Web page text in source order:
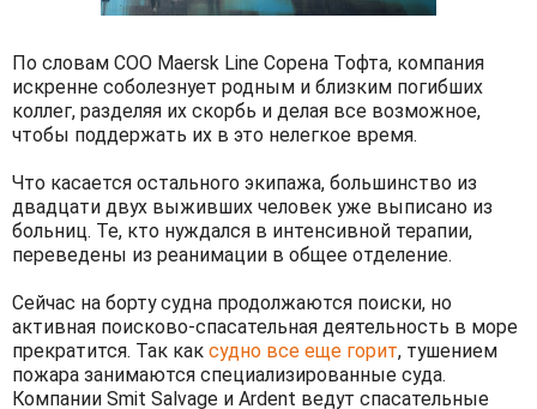
По словам COO Maersk Line Сорена Тофта, компания
искренне соболезнует родным и близким погибших
коллег, разделяя их скорбь и делая все возможное,
чтобы поддержать их в это нелегкое время.
Что касается остального экипажа, большинство из
двадцати двух выживших человек уже выписано из
больниц. Те, кто нуждался в интенсивной терапии,
переведены из реанимации в общее отделение.
Сейчас на борту судна продолжаются поиски, но
активная поисково-спасательная деятельность в море
прекратится. Так как судно все еще горит, тушением
пожара занимаются специализированные суда.
Компании Smit Salvage и Ardent ведут спасательные